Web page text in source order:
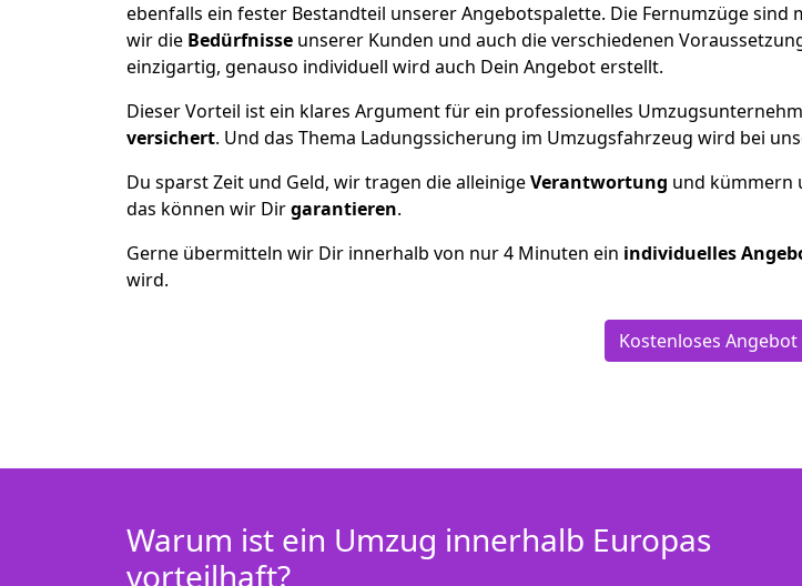
ebenfalls ein fester Bestandteil unserer Angebotspalette. Die Fernumzüge sind
wir die Bedürfnisse unserer Kunden und auch die verschiedenen
einzigartig, genauso individuell wird auch Dein Angebot erstellt.
Dieser Vorteil ist ein klares Argument für ein professionelles
versichert. Und das Thema Ladungssicherung im Umzugsfahrzeug wird bei
Du sparst Zeit und Geld, wir tragen die alleinigeVerantwortung und kümmern
das können wir Dirgarantieren.
Gerne übermitteln wir Dir innerhalb von nur4 Minuten ein individuelles
wird.
Kostenloses
Warum ist ein Umzug innerhalb Europas
vorteilhaft?